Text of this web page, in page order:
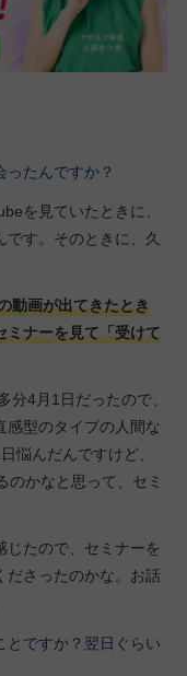
たんですか？
を見ていたときに、
す。そのときに、久
動画が出てきたとき
ミナーを見て「受けて
分4月1日だったので、
感型のタイプの人間な
悩んだんですけど、
のかなと思って、セミ
じたので、セミナーを
ださったのかな。お話
とですか？翌日ぐらい